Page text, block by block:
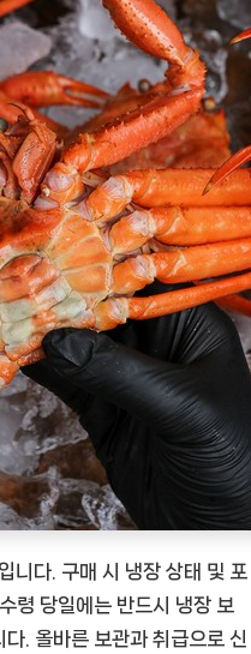
니다. 구매 시 냉장 상태 및 포
령 당일에는 반드시 냉장 보
. 올바른 보관과 취급으로 신